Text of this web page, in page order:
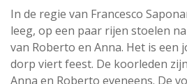
In de regie van Francesco
leeg, op een paar rijen stoelen
van Roberto en Anna. Het is een
dorp viert feest. De koorleden
Anna en Roberto eveneens. De